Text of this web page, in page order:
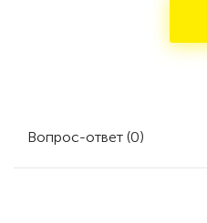
Вопрос-ответ (0)